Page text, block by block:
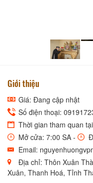
Giới thiệu
Giá: Đang cập nhật
Số điện thoại:
Thời gian tham quan
Mở cửa: 7:00 SA -
Email:
Địa chỉ: Thôn Xuân
Xuân, Thanh Hoá, Tỉnh